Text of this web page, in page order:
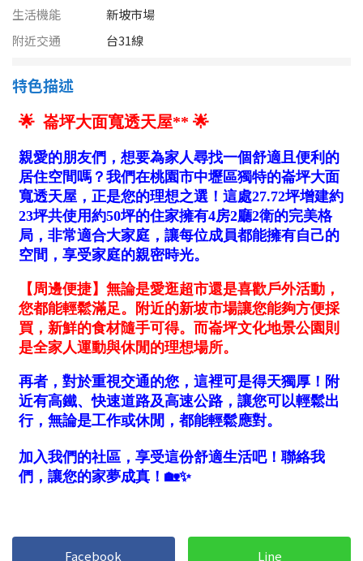
高雄市
台東縣
花蓮縣
金門連江
80坪以上
樓層
不拘
地下室
1樓 2樓
3樓 4樓
5~10樓 11~20樓
21樓以上
格局
不拘
1房
生活機能
新坡市場
附近交通
台31線
特色描述
Facebook Line